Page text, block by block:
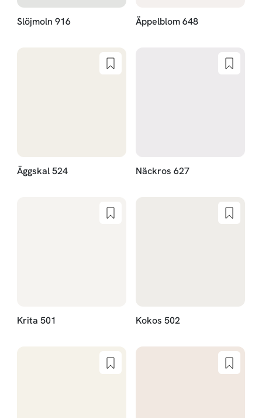
Slöjmoln 916 Äppelblom 648
Äggskal 524 Näckros 627
Krita 501 Kokos 502